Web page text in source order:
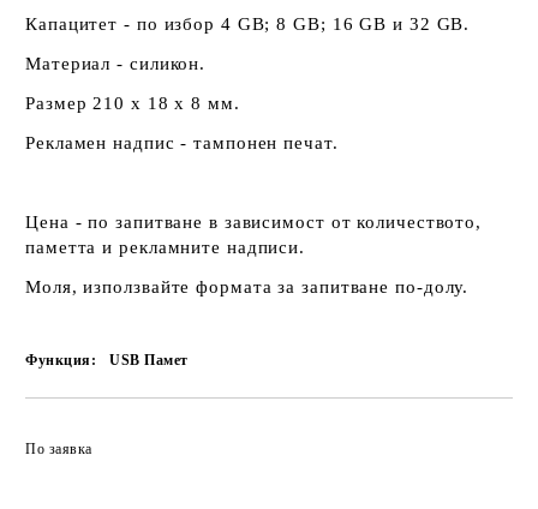
Капацитет - по избор 4 GB; 8 GB; 16 GB и 32 GB.
Материал - силикон.
Размер 210 х 18 х 8 мм.
Рекламен надпис - тампонен печат.
Цена - по запитване в зависимост от количеството,
паметта и рекламните надписи.
Моля, използвайте формата за запитване по-долу.
Функция: USB Памет
По заявка